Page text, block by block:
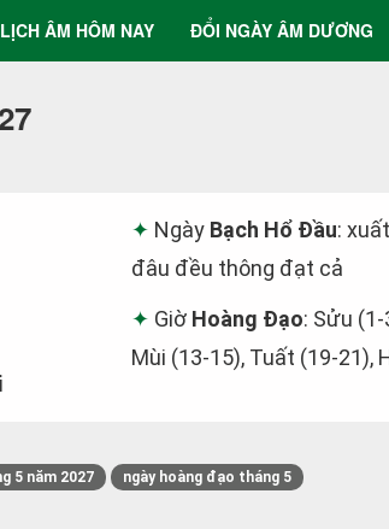
LỊCH ÂM HÔM NAY ĐỔI NGÀY ÂM DƯƠNG
Ngày Bạch Hổ Đầu:
đâu đều thông đạt cả
Giờ Hoàng Đạo: Sửu
Mùi (13-15), Tuất (19-21),
5 năm 2027 ngày hoàng đạo tháng 5